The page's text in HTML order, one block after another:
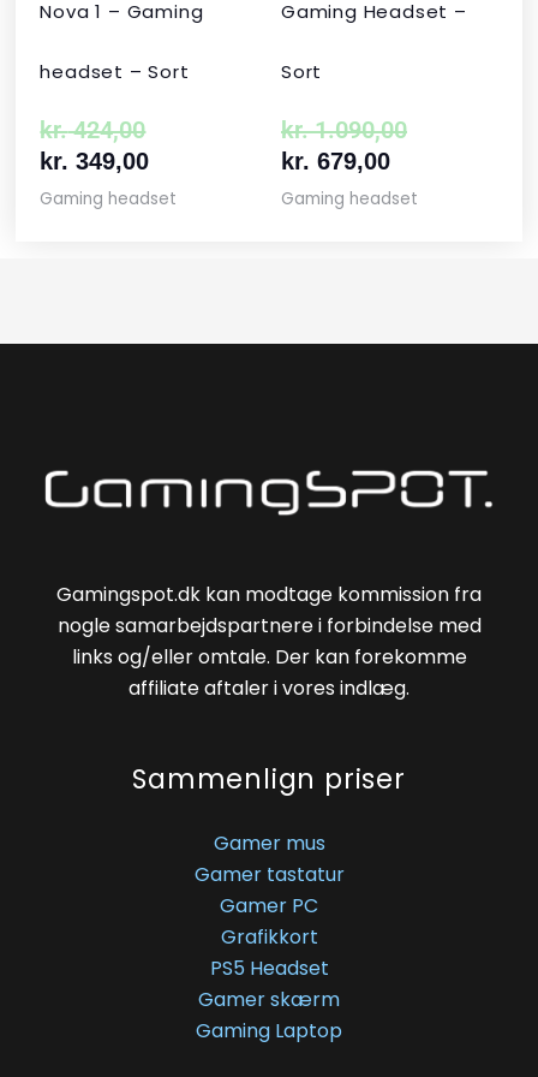
Nova 1 – Gaming
headset – Sort
kr.424,00
kr. 349,00
Gaming headset
Gaming Headset –
Sort
kr.1.090,00
kr. 679,00
Gaming headset
Gamingspot.dk kan modtage kommission fra
nogle samarbejdspartnere i forbindelse med
links og/eller omtale. Der kan forekomme
affiliate aftaler i vores indlæg.
Sammenlign priser
Gamer mus
Gamer tastatur
Gamer PC
Grafikkort
PS5 Headset
Gamer skærm
Gaming Laptop